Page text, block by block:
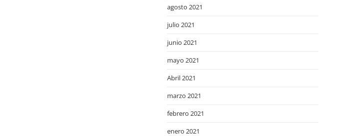
agosto 2021
julio 2021
junio 2021
mayo 2021
Abril 2021
marzo 2021
febrero 2021
enero 2021